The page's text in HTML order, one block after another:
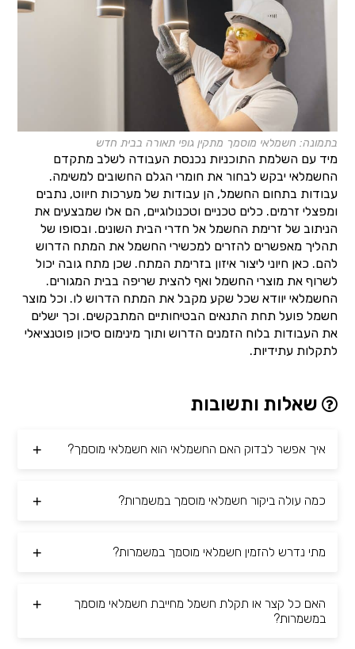
בתמונה: חשמלאי מוסמך מתקין גופי תאורה בבית חדש
מיד עם השלמת התוכניות נכנסת העבודה לשלב מתקדם
החשמלאי יבקש לבחור את חומרי הגלם החשובים למשימה.
עבודות בתחום החשמל, הן עבודות של מערכות חיווט, נתבים
ומפצלי זרמים. כלים טכניים וטכנולוגיים, הם אלו שמבצעים את
הניתוב של זרימת החשמל אל חדרי הבית השונים. ובסופו של
תהליך מאפשרים להזרים למכשירי החשמל את המתח הדרוש
להם. כאן חיוני ליצור איזון בזרימת המתח. שכן מתח גובה יכול
לשרוף את מוצרי החשמל ואף להצית שריפה בבית המגורים.
החשמלאי יוודא שכל שקע מקבל את המתח הדרוש לו. וכל מוצר
חשמל פועל תחת התנאים הבטיחותיים המתבקשים. וכך ישלים
את העבודות בלוח הזמנים הדרוש ותוך מינימום סיכון פוטנציאלי
לתקלות עתידיות.
שאלות ותשובות
איך אפשר לבדוק האם החשמלאי הוא חשמלאי מוסמך?
כמה עולה ביקור חשמלאי מוסמך במשמרות?
מתי נדרש להזמין חשמלאי מוסמך במשמרות?
האם כל קצר או תקלת חשמל מחייבת חשמלאי מוסמך
במשמרות?